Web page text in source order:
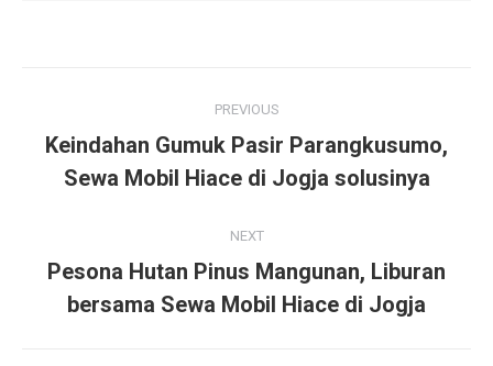
navigation
PREVIOUS
Previous
post:
Keindahan Gumuk Pasir Parangkusumo,
Sewa Mobil Hiace di Jogja solusinya
NEXT
Next
post:
Pesona Hutan Pinus Mangunan, Liburan
bersama Sewa Mobil Hiace di Jogja